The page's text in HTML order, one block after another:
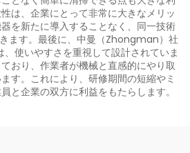
は、企業にとって非常に大きなメリッ
を新たに導入することなく、同一技術
ます。最後に、中曼（Zhongman）社
使いやすさを重視して設計されていま
おり、作業者が機械と直感的にやり取
す。これにより、研修期間の短縮やミ
と企業の双方に利益をもたらします。